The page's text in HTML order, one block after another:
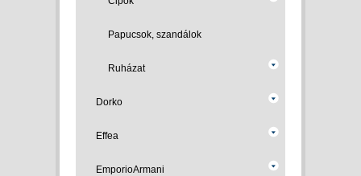
Papucsok, szandálok
Ruházat
Dorko
Effea
EmporioArmani